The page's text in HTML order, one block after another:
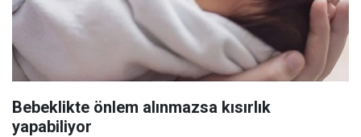
Bebeklikte önlem alınmazsa kısırlık
yapabiliyor